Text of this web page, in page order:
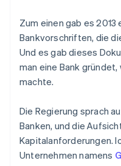
Zum einen gab es 2013
Bankvorschriften, die
Und es gab dieses
man eine Bank
machte.
Die Regierung sprach
Banken, und die
Kapitalanforderungen.
Unternehmen namens